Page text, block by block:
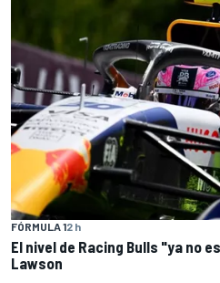
FÓRMULA 12 h
El nivel de Racing Bulls "ya no
Lawson